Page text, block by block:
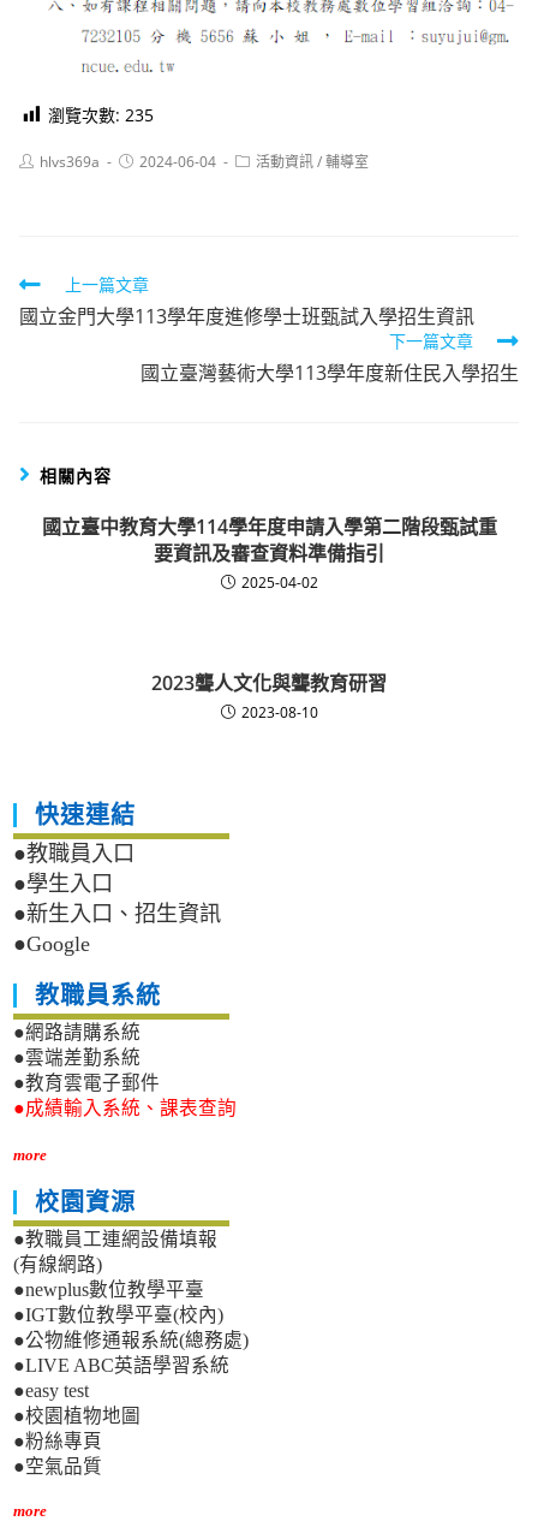
瀏覽次數: 235
Posthlvs369a
Post2024-06-04
Post活動資訊/輔導室
Read
more
上一篇文章
國立金門大學113學年度進修學士班甄試入學招生資訊
下一篇文章
國立臺灣藝術大學113學年度新住民入學招生
相關內容
國立臺中教育大學114學年度申請入學第二階段甄試重
要資訊及審查資料準備指引
2025-04-02
2023聾人文化與聾教育研習
2023-08-10
快速連結
●教職員入口
●學生入口
●新生入口、招生資訊
●Google
教職員系統
●網路請購系統
●雲端差勤系統
●教育雲電子郵件
●成績輸入系統、課表查詢
more
校園資源
●教職員工連網設備填報
(有線網路)
●newplus數位教學平臺
●IGT數位教學平臺(校內)
●公物維修通報系統(總務處)
●LIVE ABC英語學習系統
●easy test
●校園植物地圖
●粉絲專頁
●空氣品質
more